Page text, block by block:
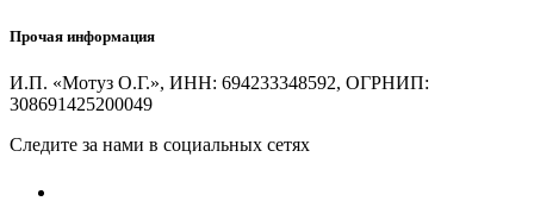
Прочая информация
И.П. «Мотуз О.Г.», ИНН: 694233348592, ОГРНИП:
308691425200049
Следите за нами в социальных сетях